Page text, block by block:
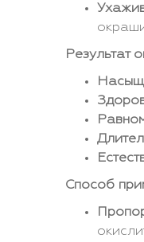
Результат
Способ